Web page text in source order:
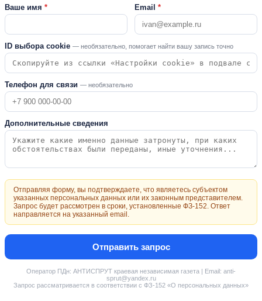
Ваше имя * Email *
ID выбора cookie — необязательно, помогает найти вашу запись точно
Телефон для связи — необязательно
Дополнительные сведения
Отправляя форму, вы подтверждаете, что являетесь субъектом
указанных персональных данных или их законным представителем.
Запрос будет рассмотрен в сроки, установленные ФЗ-152. Ответ
направляется на указанный email.
Отправить запрос
Оператор ПДн: АНТИСПРУТ краевая независимая газета | Email: anti-
sprut@yandex.ru
Запрос рассматривается в соответствии с ФЗ-152 «О персональных данных»